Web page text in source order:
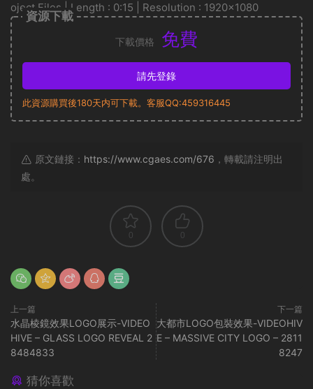
oject Files | Length : 0:15 | Resolution : 1920×1080
資源下載
下載價格 免費
請先登錄
此資源購買後180天内可下載。客服QQ:459316445
原文鏈接： https://www.cgaes.com/676 ，轉載請注明出
處。
0 0
上一篇
水晶棱鏡效果LOGO展示-VIDEO
HIVE – GLASS LOGO REVEAL 2
8484833
下一篇
大都市LOGO包裝效果-VIDEOHIV
E – MASSIVE CITY LOGO – 2811
8247
猜你喜歡